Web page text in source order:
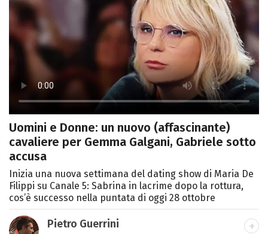
Uomini e Donne: un nuovo (affascinante)
cavaliere per Gemma Galgani, Gabriele sotto
accusa
Inizia una nuova settimana del dating show di Maria De
Filippi su Canale 5: Sabrina in lacrime dopo la rottura,
cos’è successo nella puntata di oggi 28 ottobre
Pietro Guerrini